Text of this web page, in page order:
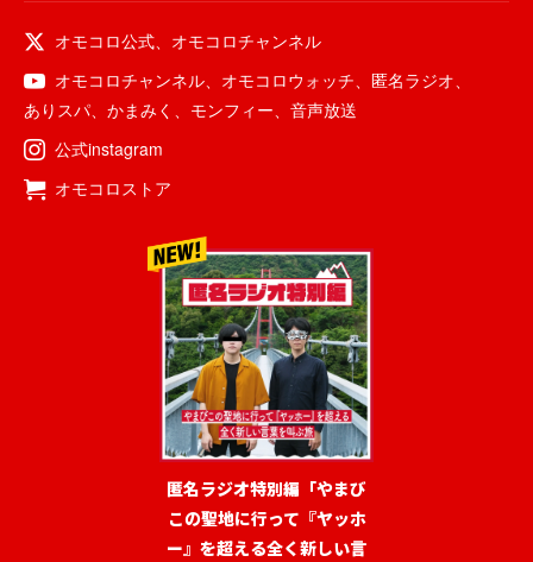
オモコロ公式、 オモコロチャンネル
オモコロチャンネル、 オモコロウォッチ、 匿名ラジオ、
ありスパ、 かまみく 、 モンフィー、 音声放送
公式instagram
オモコロストア
匿名ラジオ特別編「やまび
この聖地に行って『ヤッホ
ー』を超える全く新しい言